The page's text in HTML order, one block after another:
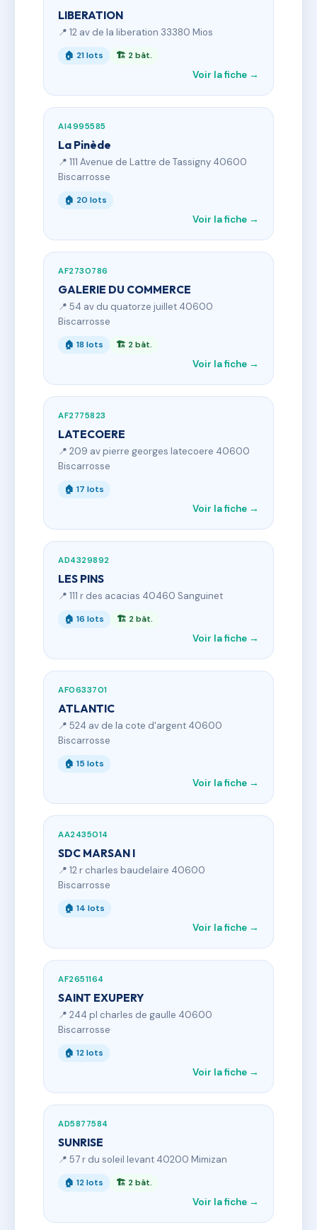
LIBERATION
📍 12 av de la liberation 33380 Mios
🏠 21 lots 🏗 2 bât.
Voir la fiche →
AI4995585
La Pinède
📍 111 Avenue de Lattre de Tassigny 40600
Biscarrosse
🏠 20 lots
Voir la fiche →
AF2730786
GALERIE DU COMMERCE
📍 54 av du quatorze juillet 40600
Biscarrosse
🏠 18 lots 🏗 2 bât.
Voir la fiche →
AF2775823
LATECOERE
📍 209 av pierre georges latecoere 40600
Biscarrosse
🏠 17 lots
Voir la fiche →
AD4329892
LES PINS
📍 111 r des acacias 40460 Sanguinet
🏠 16 lots 🏗 2 bât.
Voir la fiche →
AF0633701
ATLANTIC
📍 524 av de la cote d'argent 40600
Biscarrosse
🏠 15 lots
Voir la fiche →
AA2435014
SDC MARSAN I
📍 12 r charles baudelaire 40600
Biscarrosse
🏠 14 lots
Voir la fiche →
AF2651164
SAINT EXUPERY
📍 244 pl charles de gaulle 40600
Biscarrosse
🏠 12 lots
Voir la fiche →
AD5877584
SUNRISE
📍 57 r du soleil levant 40200 Mimizan
🏠 12 lots 🏗 2 bât.
Voir la fiche →